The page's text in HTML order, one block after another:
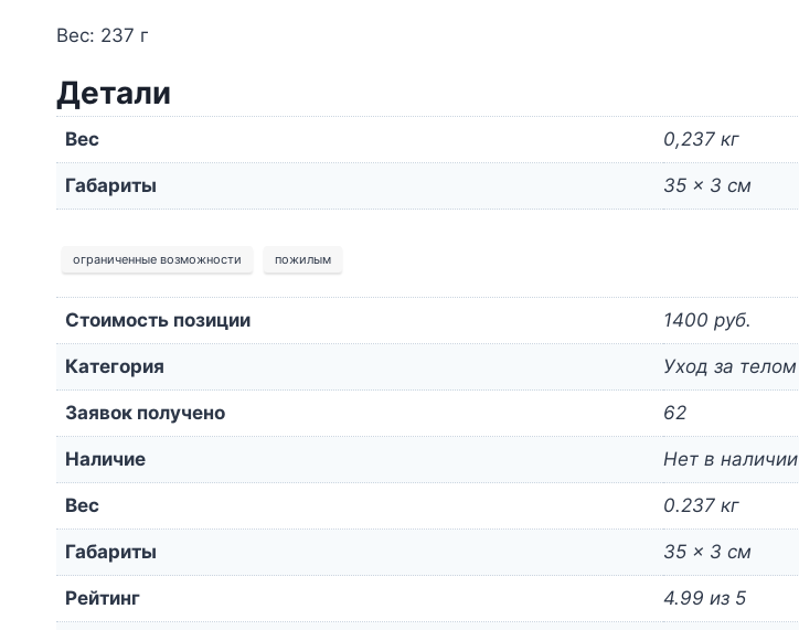
Вес: 237 г
Детали
Вес 0,237 кг
Габариты 35 × 3 см
ограниченные возможности пожилым
Стоимость позиции 1400 руб.
Категория Уход за телом
Заявок получено 62
Наличие Нет в наличии
Вес 0.237 кг
Габариты 35 × 3 см
Рейтинг 4.99 из 5